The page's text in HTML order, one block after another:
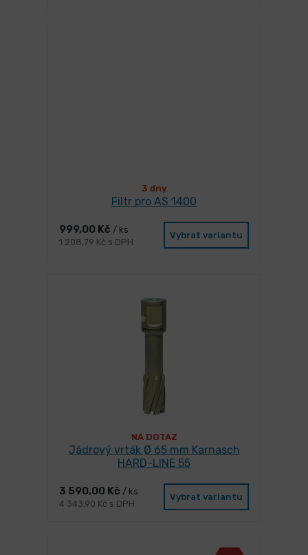
3 dny
Filtr pro AS 1400
999,00 Kč / ks
1 208,79 Kč s DPH
Vybrat variantu
NA DOTAZ
Jádrový vrták Ø 65 mm Karnasch
HARD-LINE 55
3 590,00 Kč / ks
4 343,90 Kč s DPH
Vybrat variantu